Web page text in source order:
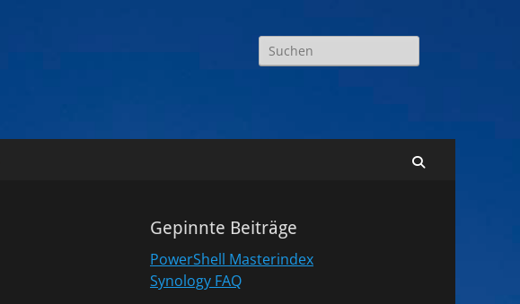
Suchen
nach:
Gepinnte Beiträge
PowerShell Masterindex
Synology FAQ